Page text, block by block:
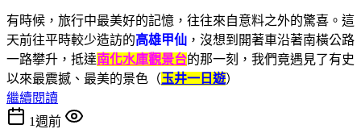
有時候，旅行中最美好的記憶，往往來自意料之外的驚喜。這
天前往平時較少造訪的高雄甲仙 ，沒想到開著車沿著南橫公路
一路攀升，抵達南化水庫觀景台的那一刻，我們竟遇見了有史
以來最震撼、最美的景色（玉井一日遊）
繼續閱讀
1週前